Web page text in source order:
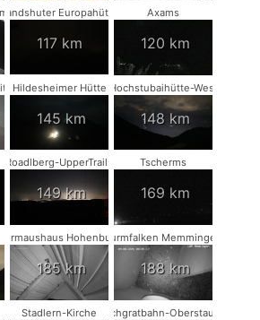
#2
Landshuter Europahütte
117 km
Axams
120 km
Hildesheimer Hütte
145 km
Hochstubaihütte-West
148 km
Roadlberg-UpperTrails
149 km
Tscherms
169 km
Hohenburg #2
185 km
Turmfalken Memmingen
188 km
Stadlern-Kirche Hochgratbahn-Oberstaufen